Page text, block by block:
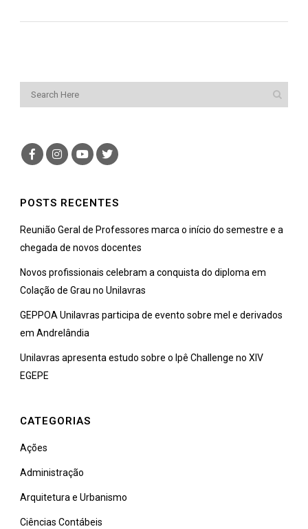
POSTS RECENTES
Reunião Geral de Professores marca o início do semestre e a
chegada de novos docentes
Novos profissionais celebram a conquista do diploma em
Colação de Grau no Unilavras
GEPPOA Unilavras participa de evento sobre mel e derivados
em Andrelândia
Unilavras apresenta estudo sobre o Ipê Challenge no XIV
EGEPE
CATEGORIAS
Ações
Administração
Arquitetura e Urbanismo
Ciências Contábeis